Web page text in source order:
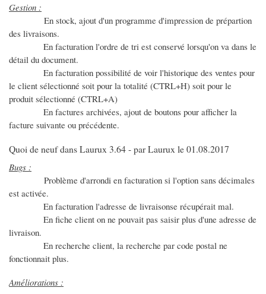
Gestion :
En stock, ajout d'un programme d'impression de prépartion
des livraisons.
En facturation l'ordre de tri est conservé lorsqu'on va dans le
détail du document.
En facturation possibilité de voir l'historique des ventes pour
le client sélectionné soit pour la totalité (CTRL+H) soit pour le
produit sélectionné (CTRL+A)
En factures archivées, ajout de boutons pour afficher la
facture suivante ou précédente.
Quoi de neuf dans Laurux 3.64 - par Laurux le 01.08.2017
Bugs :
Problème d'arrondi en facturation si l'option sans décimales
est activée.
En facturation l'adresse de livraisonse récupérait mal.
En fiche client on ne pouvait pas saisir plus d'une adresse de
livraison.
En recherche client, la recherche par code postal ne
fonctionnait plus.
Améliorations :